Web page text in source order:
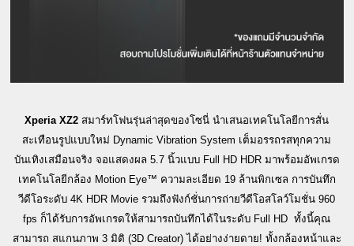
Xperia XZ2 สมาร์ทโฟนรุ่นล่าสุดของโซนี่ นำเสนอเทคโนโลยีการสั่น
สะเทือนรูปแบบใหม่ Dynamic Vibration System เต็มอรรถรสทุกความ
บันเทิงเสมือนจริง จอแสดงผล 5.7นิ้วแบบ Full HD HDRมาพร้อมอัพเกรด
เทคโนโลยีกล้อง Motion Eye™ ความละเอียด 19 ล้านพิกเซล การบันทึก
วีดีโอระดับ4K HDR Movie รวมถึงฟังก์ชั่นการถ่ายวีดีโอสโลว์โมชั่น960
fps ก็ได้รับการอัพเกรดให้สามารถบันทึกได้ในระดับ Full HD ทั้งนี้คุณ
สามารถ สแกนภาพ 3 มิติ (3D Creator) ได้อย่างง่ายดาย! ทั้งกล้องหน้าและ